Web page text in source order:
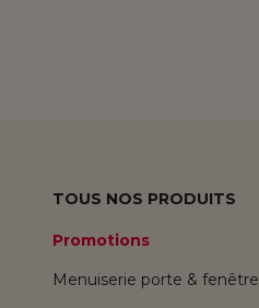
TOUS NOS PRODUITS
Promotions
Menuiserie porte & fenêtre